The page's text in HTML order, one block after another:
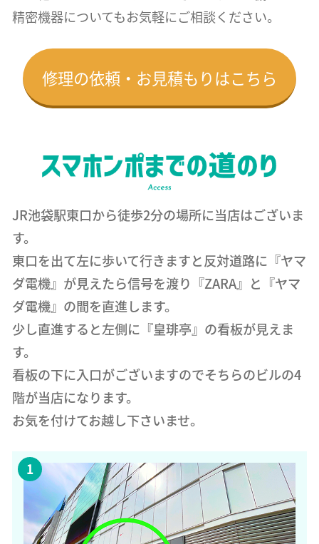
精密機器についてもお気軽にご相談ください。
修理の依頼・お見積もりはこちら
JR池袋駅東口から徒歩2分の場所に当店はございま
す。
東口を出て左に歩いて行きますと反対道路に『ヤマ
ダ電機』が見えたら信号を渡り『ZARA』と『ヤマ
ダ電機』の間を直進します。
少し直進すると左側に『皇琲亭』の看板が見えま
す。
看板の下に入口がございますのでそちらのビルの4
階が当店になります。
お気を付けてお越し下さいませ。